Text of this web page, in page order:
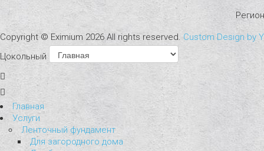
Copyright © Eximium 2026 All rights reserved. Custom Design by
Цокольный
Главная
Услуги
Ленточный фундамент
Для загородного дома